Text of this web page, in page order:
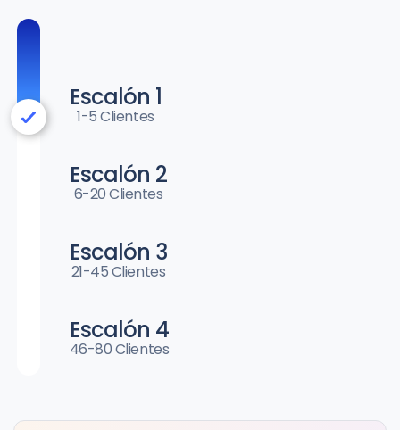
Escalón 1
1-5 Clientes
Escalón 2
6-20 Clientes
Escalón 3
21-45 Clientes
Escalón 4
46-80 Clientes